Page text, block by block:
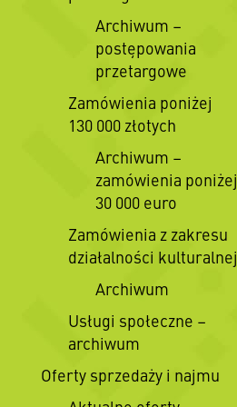
Archiwum –
postępowania
przetargowe
Zamówienia poniżej
130 000 złotych
Archiwum –
zamówienia poniżej
30 000 euro
Zamówienia z zakresu
działalności kulturalnej
Archiwum
Usługi społeczne –
archiwum
Oferty sprzedaży i najmu